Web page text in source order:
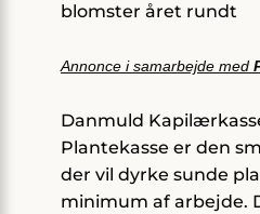
blomster året rundt
Annonce i samarbejde med
Danmuld
Plantekasse er den
der vil dyrke sunde
minimum af arbejde.